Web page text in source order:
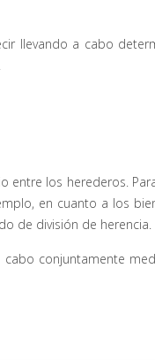
llevando a cabo
entre los herederos.
en cuanto a los
de división de herencia.
conjuntamente